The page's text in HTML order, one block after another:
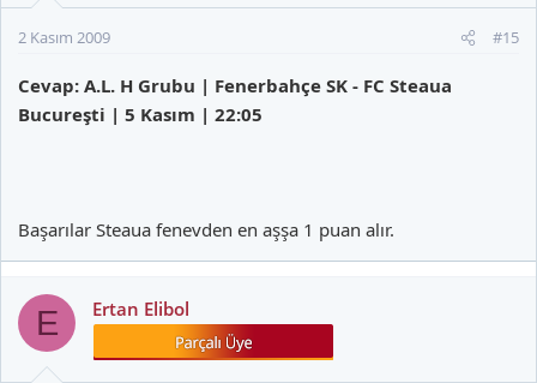
2 Kasım 2009 #15
Cevap: A.L. H Grubu | Fenerbahçe SK - FC Steaua
Bucureşti | 5 Kasım | 22:05
Başarılar Steaua fenevden en aşşa 1 puan alır.
E Ertan Elibol